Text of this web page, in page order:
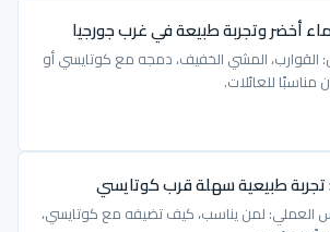
أخضر وتجربة طبيعة في غرب جورجيا
القوارب، المشي الخفيف، دمجه مع كوتايسي أو
للعائلات.
طبيعية سهلة قرب كوتايسي
العملي: لمن يناسب، كيف تضيفه مع كوتايسي،